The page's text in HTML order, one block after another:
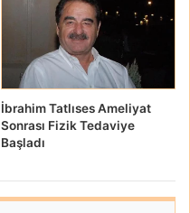
İbrahim Tatlıses Ameliyat
Sonrası Fizik Tedaviye
Başladı